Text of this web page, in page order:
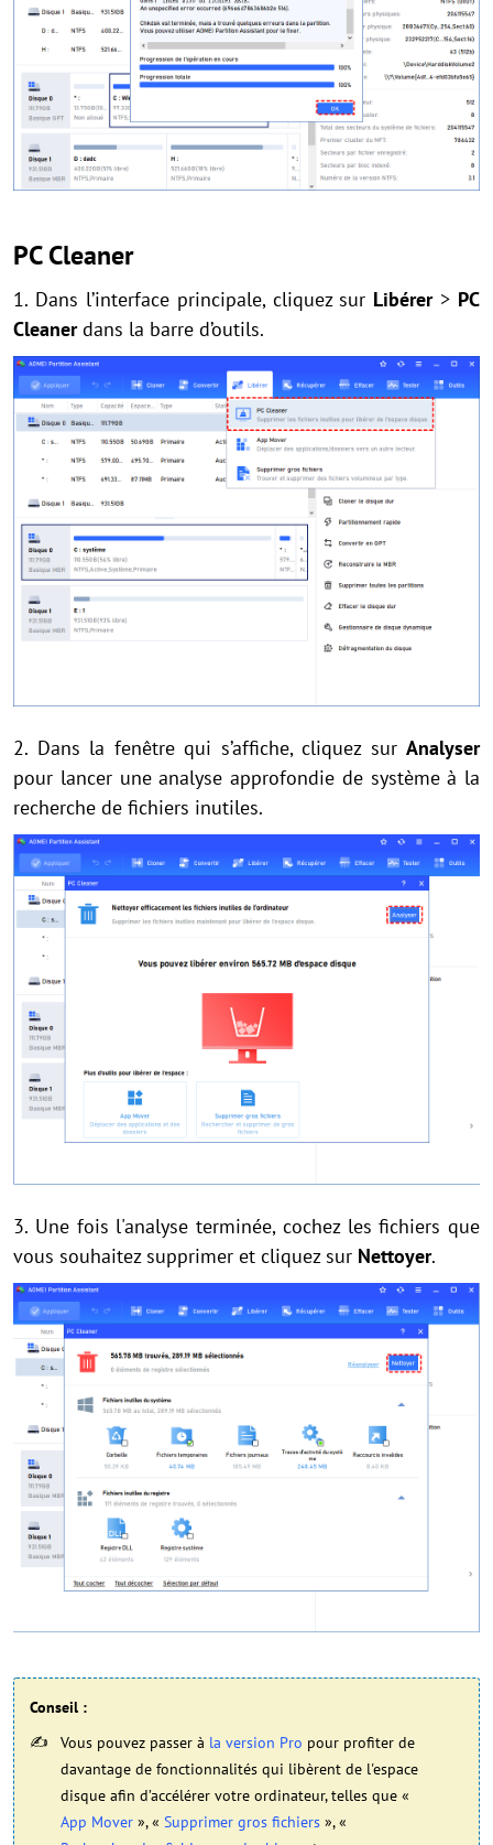
PC Cleaner
1. Dans l’interface principale, cliquez sur Libérer > PC
Cleanerdans la barre d’outils.
2. Dans la fenêtre qui s’affiche, cliquez sur Analyser
pour lancer une analyse approfondie de système à la
recherche de fichiers inutiles.
3. Une fois l'analyse terminée, cochez les fichiers que
vous souhaitez supprimer et cliquez sur Nettoyer.
Conseil :
Vous pouvez passer à la version Pro pour profiter de
davantage de fonctionnalités qui libèrent de l'espace
disque afin d’accélérer votre ordinateur, telles que «
App Mover », « Supprimer gros fichiers », «